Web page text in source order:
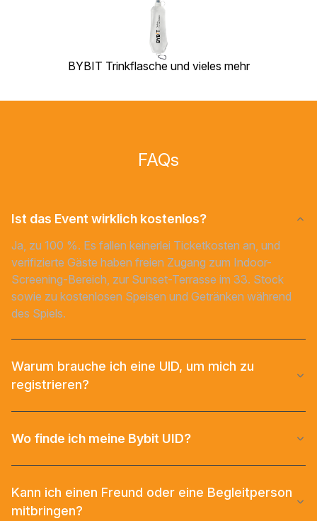
BYBIT Trinkflasche und vieles mehr
FAQs
Ist das Event wirklich kostenlos?
Ja, zu 100 %. Es fallen keinerlei Ticketkosten an, und
verifizierte Gäste haben freien Zugang zum Indoor-
Screening-Bereich, zur Sunset-Terrasse im 33. Stock
sowie zu kostenlosen Speisen und Getränken während
des Spiels.
Warum brauche ich eine UID, um mich zu
registrieren?
Wo finde ich meine Bybit UID?
Kann ich einen Freund oder eine Begleitperson
mitbringen?